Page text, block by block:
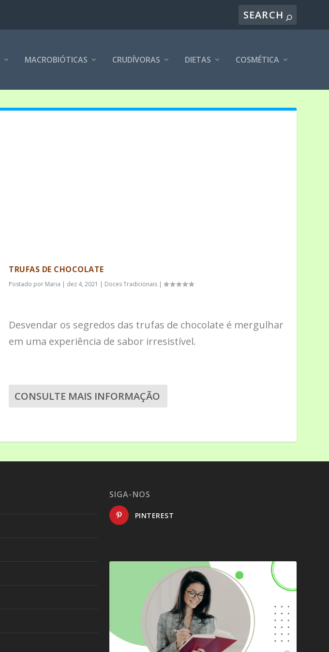
MACROBIÓTICAS CRUDÍVORAS DIETAS COSMÉTICA
TRUFAS DE CHOCOLATE
Postado por Maria | dez 4, 2021 | Doces Tradicionais |
Desvendar os segredos das trufas de chocolate é mergulhar
em uma experiência de sabor irresistível.
CONSULTE MAIS INFORMAÇÃO
SIGA-NOS
PINTEREST